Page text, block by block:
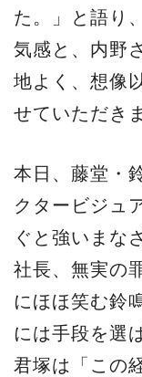
た。」と語り
気感と、内野
地よく、想像
せていただき
本日、藤堂・
クタービジュ
ぐと強いまな
社長、無実の
にほほ笑む鈴
には手段を選
君塚は「この